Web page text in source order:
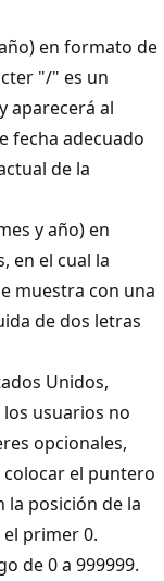
en formato de
"/" es un
aparecerá al
fecha adecuado
de la
y año) en
en el cual la
muestra con una
de dos letras
Unidos,
usuarios no
opcionales,
el puntero
la posición de la
primer 0.
de 0 a 999999.